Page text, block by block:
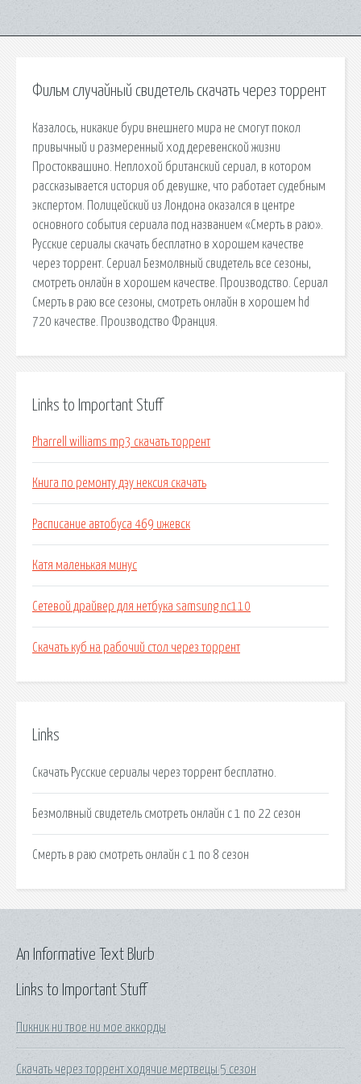
Фильм случайный свидетель скачать через торрент
Казалось, никакие бури внешнего мира не смогут покол
привычный и размеренный ход деревенской жизни
Простоквашино. Неплохой британский сериал, в котором
рассказывается история об девушке, что работает судебным
экспертом. Полицейский из Лондона оказался в центре
основного события сериала под названием «Смерть в раю».
Русские сериалы скачать бесплатно в хорошем качестве
через торрент. Сериал Безмолвный свидетель все сезоны,
смотреть онлайн в хорошем качестве. Производство. Сериал
Смерть в раю все сезоны, смотреть онлайн в хорошем hd
720 качестве. Производство Франция.
Links to Important Stuff
Pharrell williams mp3 скачать торрент
Книга по ремонту дэу нексия скачать
Расписание автобуса 469 ижевск
Катя маленькая минус
Сетевой драйвер для нетбука samsung nc110
Скачать куб на рабочий стол через торрент
Links
Скачать Русские сериалы через торрент бесплатно.
Безмолвный свидетель смотреть онлайн с 1 по 22 сезон
Смерть в раю смотреть онлайн с 1 по 8 сезон
Links to Important Stuff
Пикник ни твое ни мое аккорды
Скачать через торрент ходячие мертвецы 5 сезон
An Informative Text Blurb